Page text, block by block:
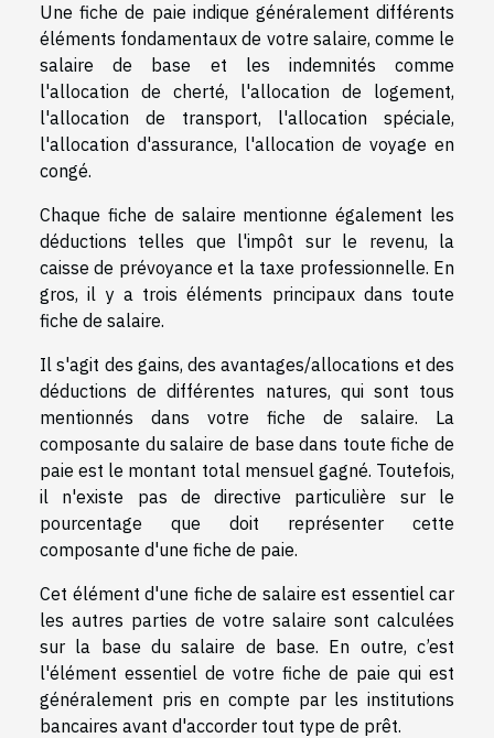
Une fiche de paie indique généralement différents
éléments fondamentaux de votre salaire, comme le
salaire de base et les indemnités comme
l'allocation de cherté, l'allocation de logement,
l'allocation de transport, l'allocation spéciale,
l'allocation d'assurance, l'allocation de voyage en
congé.
Chaque fiche de salaire mentionne également les
déductions telles que l'impôt sur le revenu, la
caisse de prévoyance et la taxe professionnelle. En
gros, il y a trois éléments principaux dans toute
fiche de salaire.
Il s'agit des gains, des avantages/allocations et des
déductions de différentes natures, qui sont tous
mentionnés dans votre fiche de salaire. La
composante du salaire de base dans toute fiche de
paie est le montant total mensuel gagné. Toutefois,
il n'existe pas de directive particulière sur le
pourcentage que doit représenter cette
composante d'une fiche de paie.
Cet élément d'une fiche de salaire est essentiel car
les autres parties de votre salaire sont calculées
sur la base du salaire de base. En outre, c’est
l'élément essentiel de votre fiche de paie qui est
généralement pris en compte par les institutions
bancaires avant d'accorder tout type de prêt.